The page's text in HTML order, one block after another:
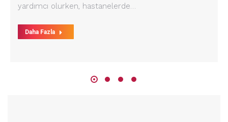
yardımcı olurken, hastanelerde…
Daha Fazla